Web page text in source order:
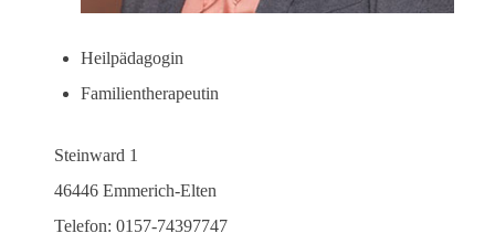
Heilpädagogin
Familientherapeutin
Steinward 1
46446 Emmerich-Elten
Telefon: 0157-74397747